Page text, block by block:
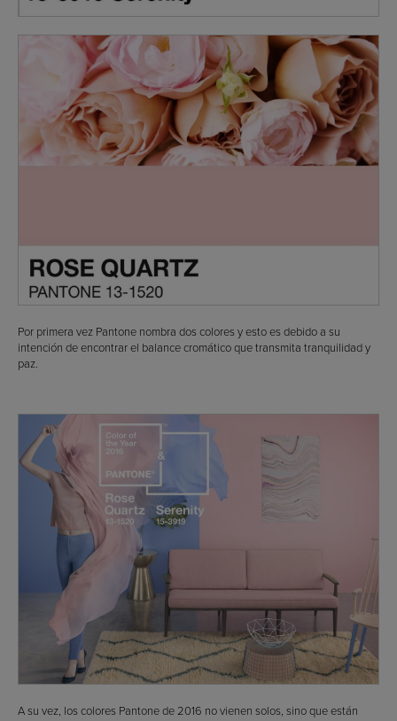
Por primera vez Pantone nombra dos colores y esto es debido a su
intención de encontrar el balance cromático que transmita tranquilidad y
paz.
A su vez, los colores Pantone de 2016 no vienen solos, sino que están